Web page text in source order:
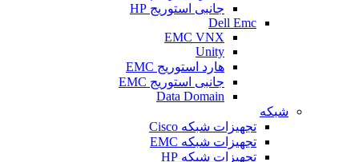
جانبی استوریج HP
Dell Emc
EMC VNX
Unity
هارد استوریج EMC
جانبی استوریج EMC
Data Domain
شبکه
تجهیزات شبکه Cisco
تجهیزات شبکه EMC
تجهیزات شبکه HP